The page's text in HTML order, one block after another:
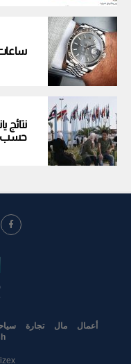
حسب
أعمال مال تجارة